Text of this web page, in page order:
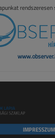
rendszeresen
IMPRESSZUM